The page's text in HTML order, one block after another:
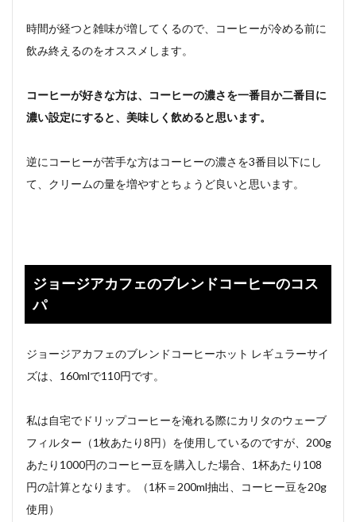
時間が経つと雑味が増してくるので、コーヒーが冷める前に
飲み終えるのをオススメします。
コーヒーが好きな方は、コーヒーの濃さを一番目か二番目に
濃い設定にすると、美味しく飲めると思います。
逆にコーヒーが苦手な方はコーヒーの濃さを3番目以下にし
て、クリームの量を増やすとちょうど良いと思います。
ジョージアカフェのブレンドコーヒーのコス
パ
ジョージアカフェのブレンドコーヒーホット レギュラーサイ
ズは、160mlで110円です。
私は自宅でドリップコーヒーを淹れる際にカリタのウェーブ
フィルター（1枚あたり8円）を使用しているのですが、200g
あたり1000円のコーヒー豆を購入した場合、1杯あたり108
円の計算となります。（1杯＝200ml抽出、コーヒー豆を20g
使用）